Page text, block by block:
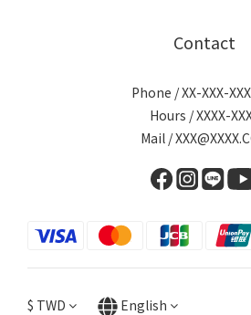
Contact
Phone / XX-XXX-
Hours / XXXX-
Mail /
$ TWD English